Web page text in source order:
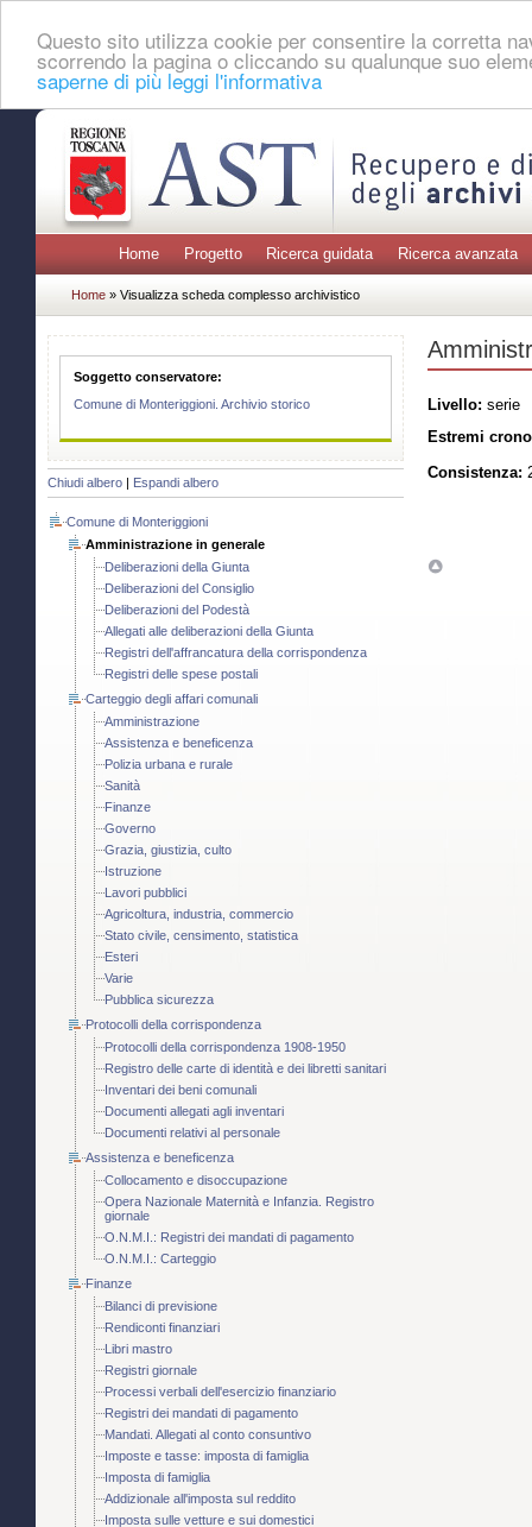
Questo sito utilizza cookie per consentire la corretta
scorrendo la pagina o cliccando su qualunque suo
saperne di più leggi l'informativa
Home Progetto Ricerca guidata Ricerca avanzata
Home » Visualizza scheda complesso archivistico
Soggetto conservatore:
Comune di Monteriggioni. Archivio storico
Chiudi albero Espandi albero
Comune di Monteriggioni
Amministrazione in generale
Deliberazioni della Giunta
Deliberazioni del Consiglio
Deliberazioni del Podestà
Allegati alle deliberazioni della Giunta
Registri dell'affrancatura della corrispondenza
Registri delle spese postali
Carteggio degli affari comunali
Amministrazione
Assistenza e beneficenza
Polizia urbana e rurale
Sanità
Finanze
Governo
Grazia, giustizia, culto
Istruzione
Lavori pubblici
Agricoltura, industria, commercio
Stato civile, censimento, statistica
Esteri
Varie
Pubblica sicurezza
Protocolli della corrispondenza
Protocolli della corrispondenza 1908-1950
Registro delle carte di identità e dei libretti sanitari
Inventari dei beni comunali
Documenti allegati agli inventari
Documenti relativi al personale
Assistenza e beneficenza
Collocamento e disoccupazione
Opera Nazionale Maternità e Infanzia. Registro
giornale
O.N.M.I.: Registri dei mandati di pagamento
O.N.M.I.: Carteggio
Finanze
Bilanci di previsione
Rendiconti finanziari
Libri mastro
Registri giornale
Processi verbali dell'esercizio finanziario
Registri dei mandati di pagamento
Mandati. Allegati al conto consuntivo
Imposte e tasse: imposta di famiglia
Imposta di famiglia
Addizionale all'imposta sul reddito
Imposta sulle vetture e sui domestici
Livello: serie
Estremi
Consistenza: